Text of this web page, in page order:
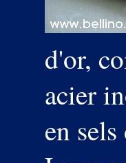
d'or,
acier
en